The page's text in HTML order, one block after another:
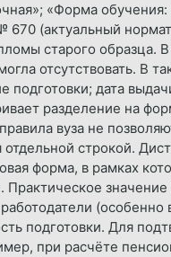
«Форма
670 (актуальный
старого образца.
отсутствовать. В
подготовки; дата
разделение на
вуза не
отдельной строкой.
форма, в рамках
Практическое
(особенно
подготовки. Для
при расчёте